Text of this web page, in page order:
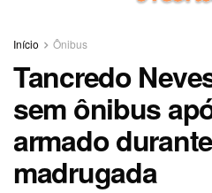
Início Ônibus
Tancredo
sem ônibus
armado
madrugada